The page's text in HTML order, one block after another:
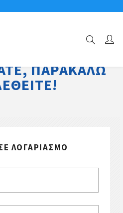
ΠΑΡΑΚΑΛΏ
ΛΟΓΑΡΙΑΣΜΌ